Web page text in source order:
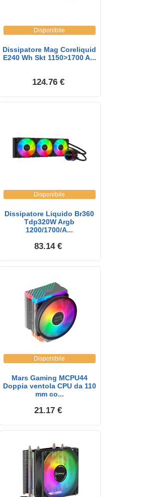
Disponibile
Dissipatore Mag Coreliquid
E240 Wh Skt 1150>1700 A...
124.76 €
Disponibile
Dissipatore Liquido Br360
Tdp320W Argb
1200/1700/A...
83.14 €
Disponibile
Mars Gaming MCPU44
Doppia ventola CPU da 110
mm co...
21.17 €